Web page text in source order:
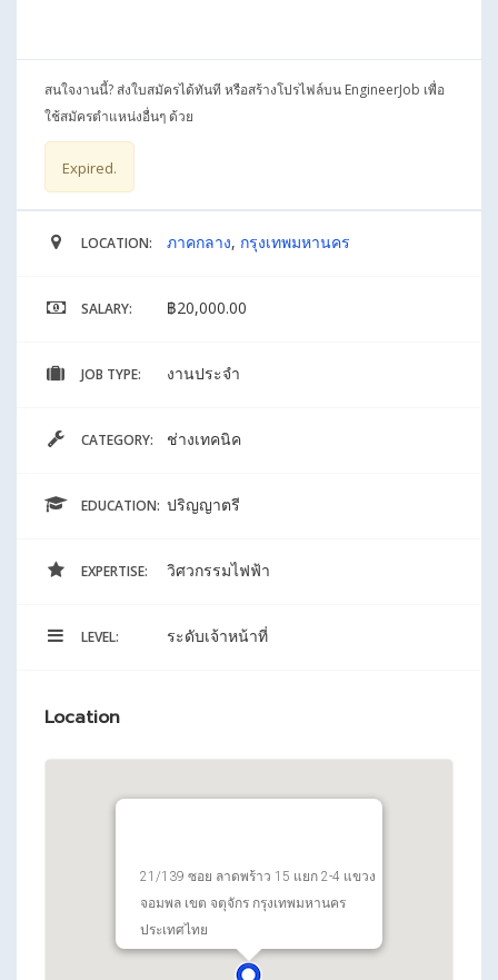
สนใจงานนี้? ส่งใบสมัครได้ทันที หรือสร้างโปรไฟล์บน EngineerJob เพื่อ
ใช้สมัครตำแหน่งอื่นๆ ด้วย
Expired.
LOCATION: ภาคกลาง, กรุงเทพมหานคร
SALARY: ฿20,000.00
JOB TYPE: งานประจำ
CATEGORY: ช่างเทคนิค
EDUCATION: ปริญญาตรี
EXPERTISE: วิศวกรรมไฟฟ้า
LEVEL: ระดับเจ้าหน้าที่
Location
21/139 ซอย ลาดพร้าว 15 แยก 2-4 แขวง
จอมพล เขต จตุจักร กรุงเทพมหานคร
ประเทศไทย